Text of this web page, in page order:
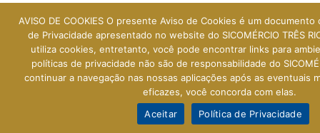
AVISO DE COOKIES O presente Aviso de Cookies é um
de Privacidade apresentado no website do SICOMÉRCIO TRÊS
utiliza cookies, entretanto, você pode encontrar links para
políticas de privacidade não são de responsabilidade do
continuar a navegação nas nossas aplicações após as eventuais
eficazes, você concorda com elas.
Aceitar
Política de Privacidade